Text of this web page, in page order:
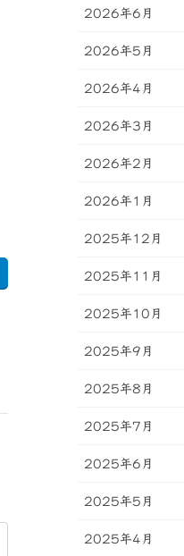
2026年6月
2026年5月
2026年4月
2026年3月
2026年2月
2026年1月
2025年12月
2025年11月
2025年10月
2025年9月
2025年8月
2025年7月
2025年6月
2025年5月
2025年4月